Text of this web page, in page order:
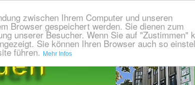
zwischen Ihrem Computer und unseren
Browser gespeichert werden. Sie dienen zum
unserer Besucher. Wenn Sie auf "Zustimmen"
Sie können Ihren Browser auch so
führen. Mehr Infos